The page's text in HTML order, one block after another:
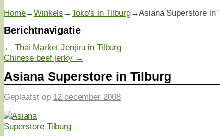
Home→Winkels →Toko's in Tilburg→Asiana Superstore in
Berichtnavigatie
← Thai Market Jenjira in Tilburg
Chinese beef jerky →
Asiana Superstore in Tilburg
Geplaatst op 12 december 2008